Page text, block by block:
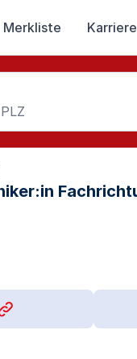
Merkliste